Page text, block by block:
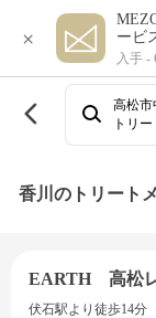
×
ービ
入手 -
高松市
トリ
香川のトリート
EARTH 高松
伏石駅より徒歩14分